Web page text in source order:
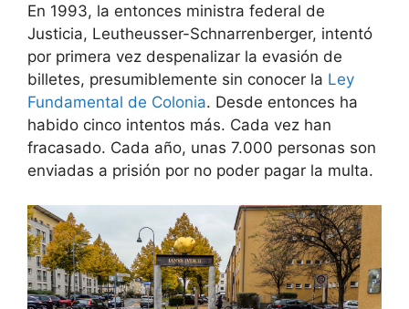
En 1993, la entonces ministra federal de
Justicia, Leutheusser-Schnarrenberger, intentó
por primera vez despenalizar la evasión de
billetes, presumiblemente sin conocer la Ley
Fundamental de Colonia. Desde entonces ha
habido cinco intentos más. Cada vez han
fracasado. Cada año, unas 7.000 personas son
enviadas a prisión por no poder pagar la multa.